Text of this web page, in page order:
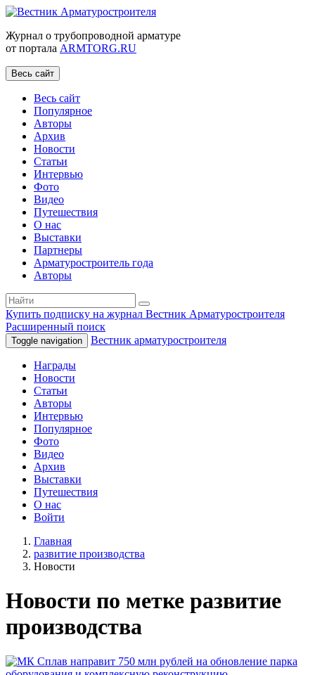
Журнал о трубопроводной арматуре
от портала ARMTORG.RU
Весь сайт
Весь сайт
Популярное
Авторы
Архив
Новости
Статьи
Интервью
Фото
Видео
Путешествия
О нас
Выставки
Партнеры
Арматуростроитель года
Авторы
Купить подписку на журнал Вестник Арматуростроителя
Расширенный поиск
Toggle navigation Вестник арматуростроителя
Награды
Новости
Статьи
Авторы
Интервью
Популярное
Фото
Видео
Архив
Выставки
Путешествия
О нас
Войти
Главная
развитие производства
Новости
Новости по метке развитие
производства